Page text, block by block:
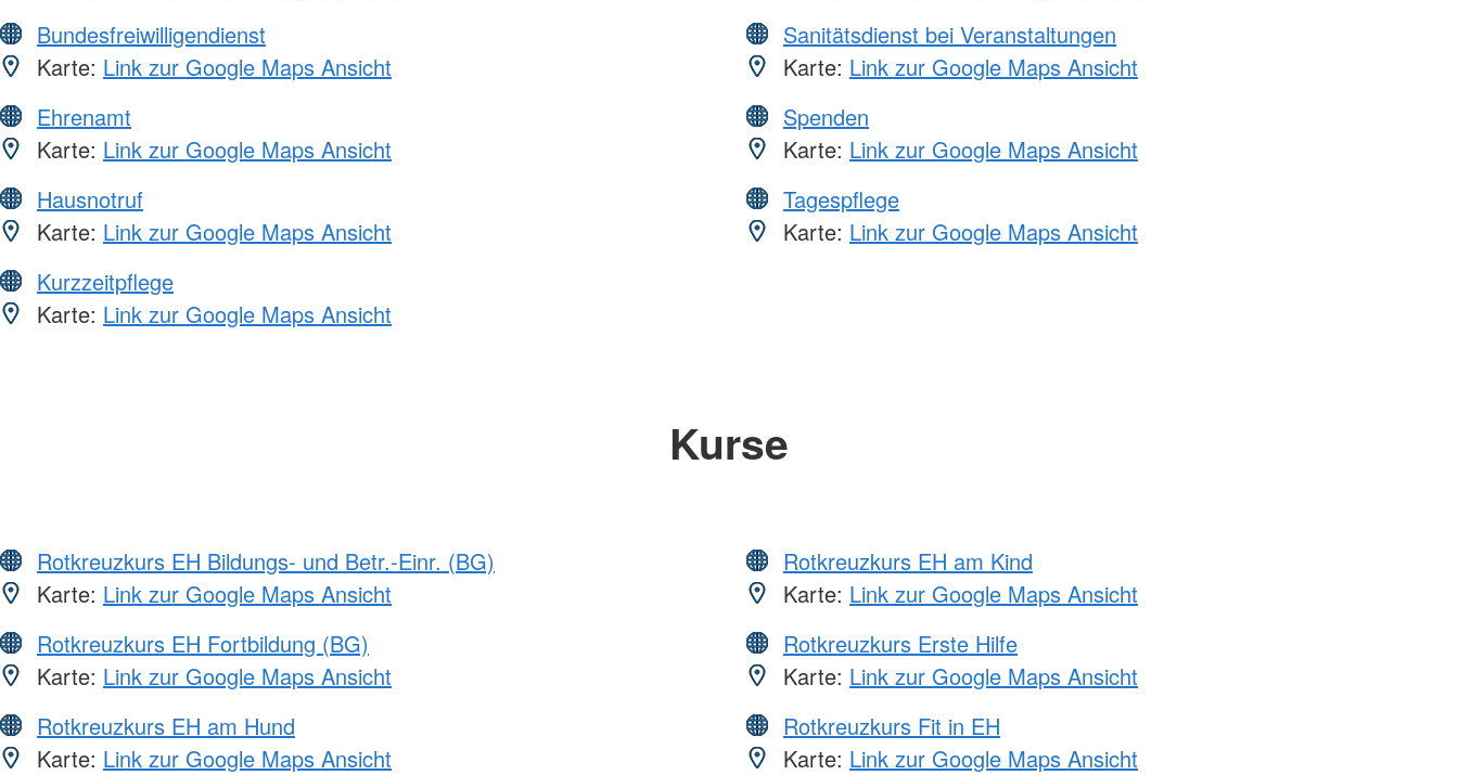
Bundesfreiwilligendienst
Karte: Link zur Google Maps Ansicht
Ehrenamt
Karte: Link zur Google Maps Ansicht
Hausnotruf
Karte: Link zur Google Maps Ansicht
Kurzzeitpflege
Karte: Link zur Google Maps Ansicht
Sanitätsdienst bei Veranstaltungen
Karte: Link zur Google Maps Ansicht
Spenden
Karte: Link zur Google Maps Ansicht
Tagespflege
Karte: Link zur Google Maps Ansicht
Kurse
Rotkreuzkurs EH Bildungs- und Betr.-Einr. (BG)
Karte: Link zur Google Maps Ansicht
Rotkreuzkurs EH Fortbildung (BG)
Karte: Link zur Google Maps Ansicht
Rotkreuzkurs EH am Hund
Karte: Link zur Google Maps Ansicht
Rotkreuzkurs EH am Kind
Karte: Link zur Google Maps Ansicht
Rotkreuzkurs Erste Hilfe
Karte: Link zur Google Maps Ansicht
Rotkreuzkurs Fit in EH
Karte: Link zur Google Maps Ansicht